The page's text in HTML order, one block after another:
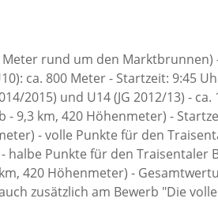
rund um den Marktbrunnen)
ca. 800 Meter - Startzeit: 9:45
2015) und U14 (JG 2012/13) -
9,3 km, 420 Höhenmeter) -
- volle Punkte für den
halbe Punkte für den Traisentaler
420 Höhenmeter) -
zusätzlich am Bewerb "Die